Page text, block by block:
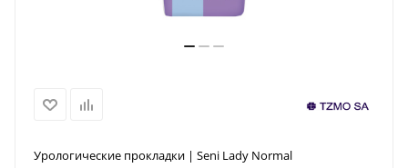
Урологические прокладки | Seni Lady Normal